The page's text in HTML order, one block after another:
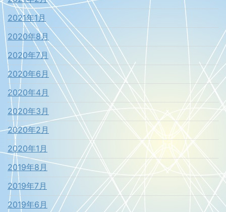
2021年1月
2020年8月
2020年7月
2020年6月
2020年4月
2020年3月
2020年2月
2020年1月
2019年8月
2019年7月
2019年6月